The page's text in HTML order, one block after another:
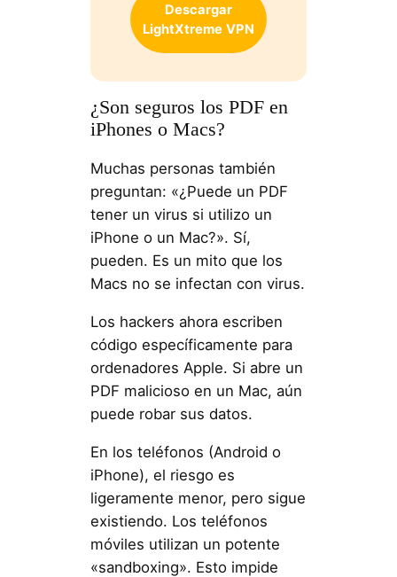
Descargar
LightXtreme VPN
¿Son seguros los PDF en
iPhones o Macs?
Muchas personas también
preguntan: «¿Puede un PDF
tener un virus si utilizo un
iPhone o un Mac?». Sí,
pueden. Es un mito que los
Macs no se infectan con virus.
Los hackers ahora escriben
código específicamente para
ordenadores Apple. Si abre un
PDF malicioso en un Mac, aún
puede robar sus datos.
En los teléfonos (Android o
iPhone), el riesgo es
ligeramente menor, pero sigue
existiendo. Los teléfonos
móviles utilizan un potente
«sandboxing». Esto impide